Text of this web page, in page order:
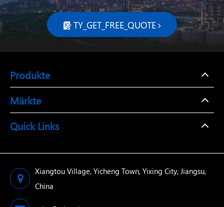
 TY_GET_FREE_QUOTE
Produkte
Märkte
Quick Links
Xiangtou Village, Yicheng Town, Yixing City, Jiangsu,
China